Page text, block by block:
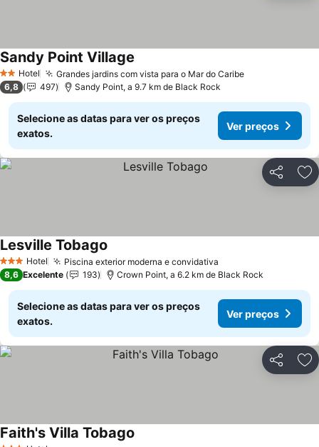
2 Estrelas
Hotel Grandes jardins com vista para o Mar do Caribe
Sandy Point Village
6,8 497 Sandy Point, a 9.7 km de Black Rock
Selecione as datas para ver os preços
exatos.
Ver preços
Partilhar
3 EstrelasHotel Piscina exterior moderna e convidativa
Lesville Tobago
8,6 Excelente 193 Crown Point, a 6.2 km de Black Rock
Selecione as datas para ver os preços
exatos.
Ver preços
Partilhar
Faith's Villa Tobago